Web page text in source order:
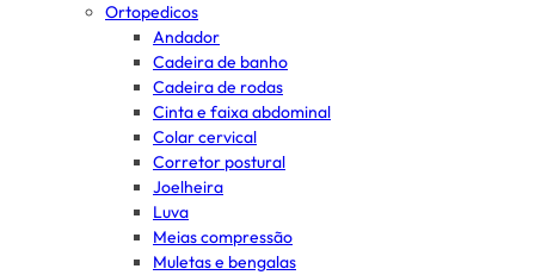
Ortopedicos
Andador
Cadeira de banho
Cadeira de rodas
Cinta e faixa abdominal
Colar cervical
Corretor postural
Joelheira
Luva
Meias compressão
Muletas e bengalas